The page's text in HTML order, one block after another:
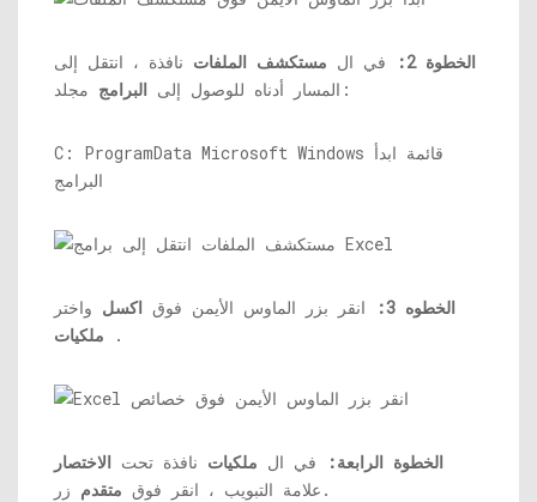
الخطوة 2: في ال مستكشف الملفات نافذة ، انتقل إلى
المسار أدناه للوصول إلى البرامج مجلد:
C: ProgramData Microsoft Windows قائمة ابدأ
البرامج
الخطوه 3: انقر بزر الماوس الأيمن فوق اكسل واختر
ملكيات .
الخطوة الرابعة: في ال ملكيات نافذة تحت الاختصار
علامة التبويب ، انقر فوق متقدم زر.